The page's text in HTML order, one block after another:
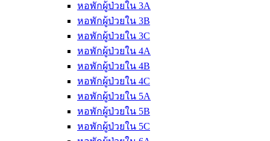
หอพักผู้ป่วยใน 3A
หอพักผู้ป่วยใน 3B
หอพักผู้ป่วยใน 3C
หอพักผู้ป่วยใน 4A
หอพักผู้ป่วยใน 4B
หอพักผู้ป่วยใน 4C
หอพักผู้ป่วยใน 5A
หอพักผู้ป่วยใน 5B
หอพักผู้ป่วยใน 5C